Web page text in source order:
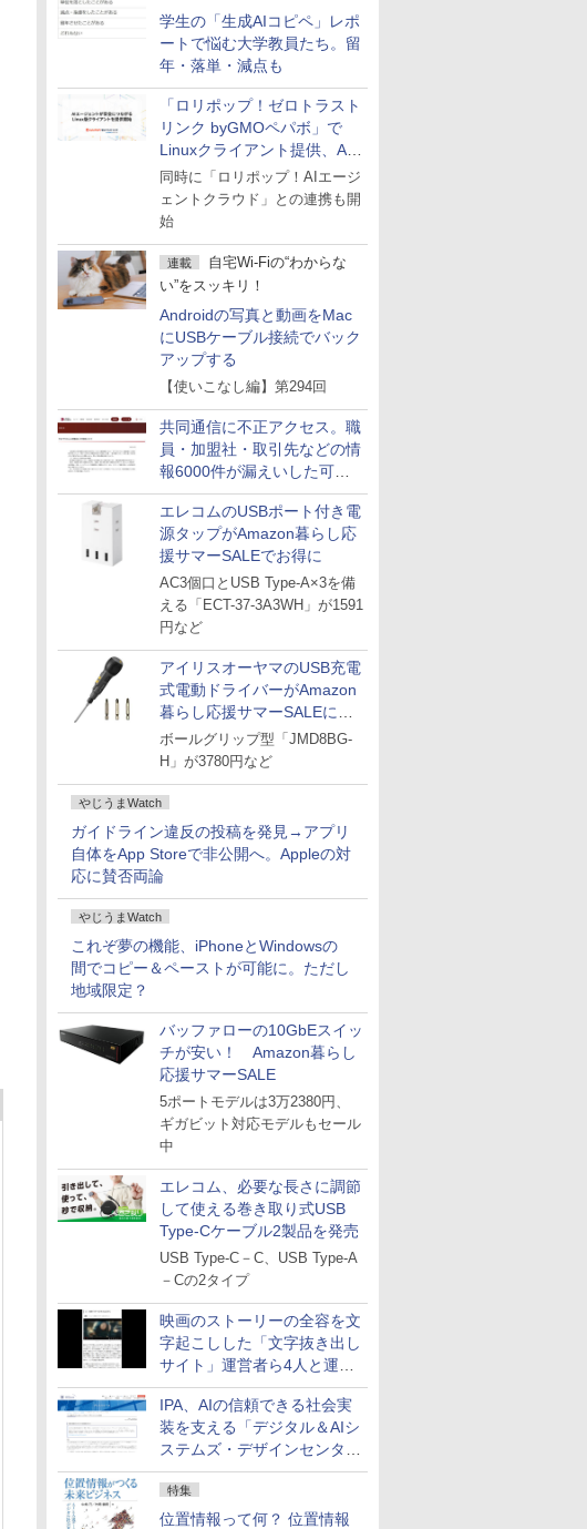
学生の「生成AIコピペ」レポ
ートで悩む大学教員たち。留
年・落単・減点も
「ロリポップ！ゼロトラスト
リンク byGMOペパボ」で
Linuxクライアント提供、AI
エージェントの接続が容易に
同時に「ロリポップ！AIエージ
ェントクラウド」との連携も開
始
連載
自宅Wi-Fiの“わからな
い”をスッキリ！
Androidの写真と動画をMac
にUSBケーブル接続でバック
アップする
【使いこなし編】第294回
共同通信に不正アクセス。職
員・加盟社・取引先などの情
報6000件が漏えいした可能
性
エレコムのUSBポート付き電
源タップがAmazon暮らし応
援サマーSALEでお得に
AC3個口とUSB Type-A×3を備
える「ECT-37-3A3WH」が1591
円など
アイリスオーヤマのUSB充電
式電動ドライバーがAmazon
暮らし応援サマーSALEに登
場
ボールグリップ型「JMD8BG-
H」が3780円など
やじうまWatch
ガイドライン違反の投稿を発見→アプリ
自体をApp Storeで非公開へ。Appleの対
応に賛否両論
やじうまWatch
これぞ夢の機能、iPhoneとWindowsの
間でコピー＆ペーストが可能に。ただし
地域限定？
バッファローの10GbEスイッ
チが安い！ Amazon暮らし
応援サマーSALE
5ポートモデルは3万2380円、
ギガビット対応モデルもセール
中
エレコム、必要な長さに調節
して使える巻き取り式USB
Type-Cケーブル2製品を発売
USB Type-C－C、USB Type-A
－Cの2タイプ
映画のストーリーの全容を文
字起こしした「文字抜き出し
サイト」運営者ら4人と運営
法人に有罪判決
IPA、AIの信頼できる社会実
装を支える「デジタル＆AIシ
ステムズ・デザインセンタ
ー」新設
特集
位置情報って何？ 位置情報